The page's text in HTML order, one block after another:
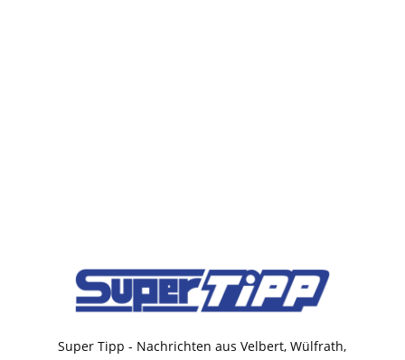
Super Tipp - Nachrichten aus Velbert, Wülfrath,